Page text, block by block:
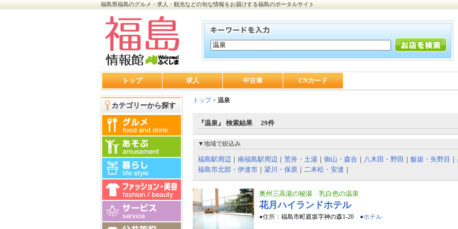
福島県福島のグルメ・求人・観光などの旬な情報をお届けする福島のポータルサイト
トップ 求人 中古車 CNカード
カテゴリーから探す
トップ> 温泉
『温泉』 検索結果 29件
▼地域で絞込み
福島駅周辺 ｜ 南福島駅周辺 ｜ 荒井・土湯 ｜ 御山・森合 ｜ 八木田・野田 ｜ 飯坂・矢野目 ｜
福島市北部・伊達市 ｜ 梁川・保原 ｜ 二本松・安達 ｜
奥州三高湯の秘湯 乳白色の温泉
花月ハイランドホテル
●住所： 福島市町庭坂字神の森1-20 ●ホテル